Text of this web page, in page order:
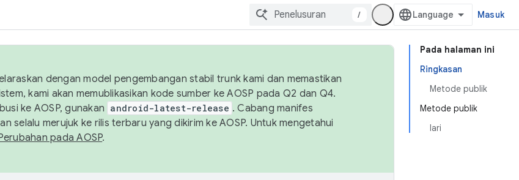
/ Masuk
Pada halaman ini
Ringkasan
Metode publik
Metode publik
lari
dengan model pengembangan stabil trunk kami dan memastikan
kami akan memublikasikan kode sumber ke AOSP pada Q2 dan Q4.
ke AOSP, gunakan android-latest-release . Cabang manifes
selalu merujuk ke rilis terbaru yang dikirim ke AOSP. Untuk mengetahui
pada AOSP.